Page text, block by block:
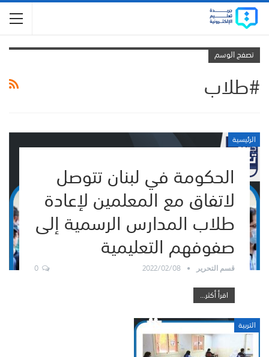
تصفح الوسم
#طلاب
الرئيسية
الحكومة في لبنان تتوصل
لاتفاق مع المعلمين لإعادة
طلاب المدارس الرسمية إلى
صفوفهم التعليمية
قسم التحرير 2022/02/08
0
اقرأ أكثر...
التربية